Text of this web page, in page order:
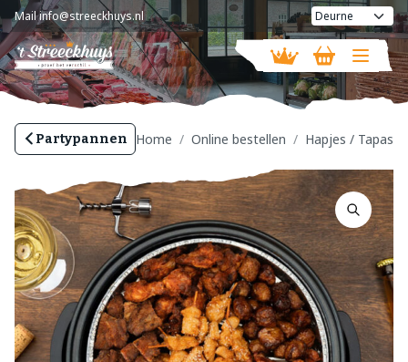
Mailinfo@streeckhuys.nl
Vandaag gesloten
Partypannen Home Online bestellen Hapjes / Tapas